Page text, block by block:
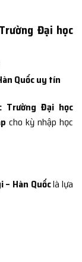
Đại học
Quốc uy tín
Đại học
cho kỳ nhập học
Hàn Quốclà lựa